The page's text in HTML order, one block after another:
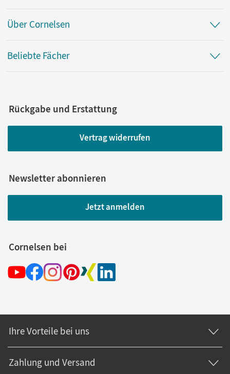
Über Cornelsen
Beliebte Fächer
Rückgabe und Erstattung
Vertrag widerrufen
Newsletter abonnieren
Jetzt anmelden
Cornelsen bei
Ihre Vorteile bei uns
Zahlung und Versand